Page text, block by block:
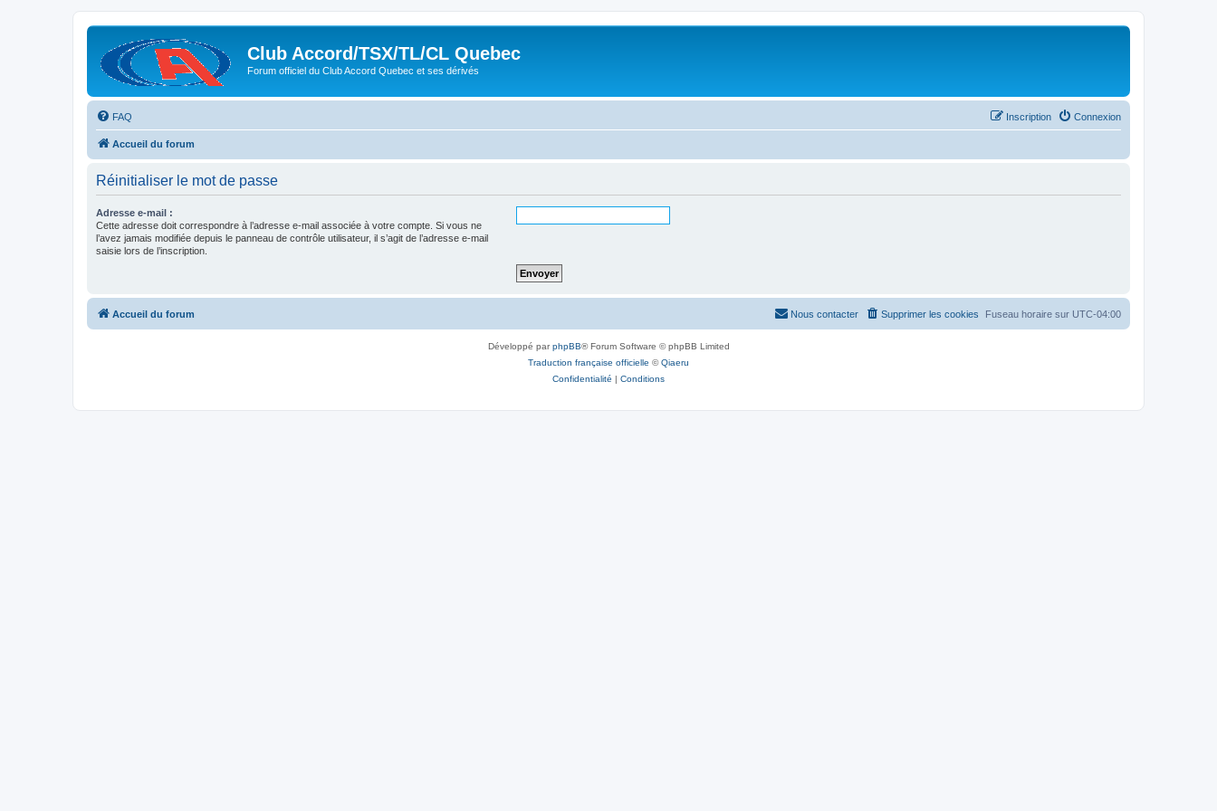
Club Accord/TSX/TL/CL Quebec
Forum officiel du Club Accord Quebec et ses dérivés
FAQ Connexion
Inscription
Accueil du forum
Réinitialiser le mot de passe
Adresse e-mail :
Cette adresse doit correspondre à l’adresse e-mail associée à votre compte. Si vous ne
l’avez jamais modifiée depuis le panneau de contrôle utilisateur, il s’agit de l’adresse e-mail
saisie lors de l’inscription.
Accueil du forum Fuseau horaire sur UTC-04:00
Supprimer les cookies
Nous contacter
Développé parphpBB® Forum Software © phpBB Limited
Traduction française officielle ©Qiaeru
Confidentialité | Conditions